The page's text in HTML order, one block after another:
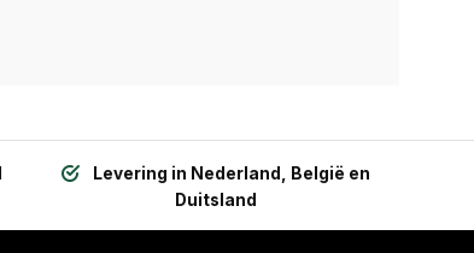
Levering in Nederland, België en
Duitsland